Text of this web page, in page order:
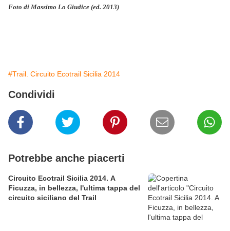
Foto di Massimo Lo Giudice (ed. 2013)
#Trail. Circuito Ecotrail Sicilia 2014
Condividi
Potrebbe anche piacerti
Circuito Ecotrail Sicilia 2014. A
Ficuzza, in bellezza, l'ultima tappa del
circuito siciliano del Trail